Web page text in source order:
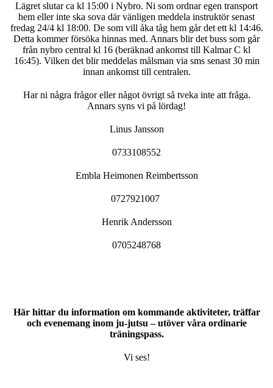
Lägret slutar ca kl 15:00 i Nybro. Ni som ordnar egen transport
hem eller inte ska sova där vänligen meddela instruktör senast
fredag 24/4 kl 18:00. De som vill åka tåg hem går det ett kl 14:46.
Detta kommer försöka hinnas med. Annars blir det buss som går
från nybro central kl 16 (beräknad ankomst till Kalmar C kl
16:45). Vilken det blir meddelas målsman via sms senast 30 min
innan ankomst till centralen.
Har ni några frågor eller något övrigt så tveka inte att fråga.
Annars syns vi på lördag!
Linus Jansson
0733108552
Embla Heimonen Reimbertsson
0727921007
Henrik Andersson
0705248768
Här hittar du information om kommande aktiviteter, träffar
och evenemang inom ju-jutsu – utöver våra ordinarie
träningspass.
Vi ses!